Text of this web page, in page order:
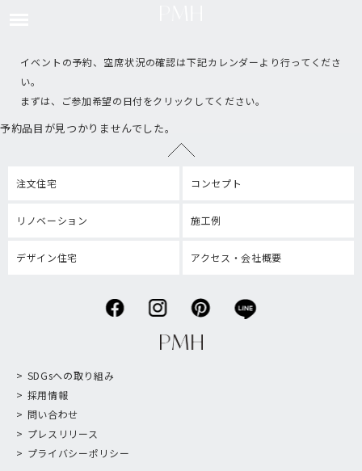
イベントの予約、空席状況の確認は下記カレンダーより行ってくださ
い。
まずは、ご参加希望の日付をクリックしてください。
予約品目が見つかりませんでした。
注文住宅 コンセプト
リノベーション 施工例
デザイン住宅 アクセス・会社概要
SDGsへの取り組み
採用情報
問い合わせ
プレスリリース
プライバシーポリシー